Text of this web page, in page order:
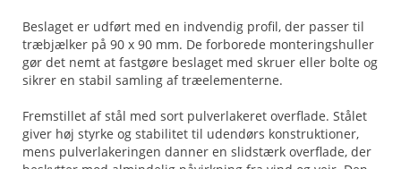
Beslaget er udført med en indvendig profil, der passer til
træbjælker på 90 x 90 mm. De forborede monteringshuller
gør det nemt at fastgøre beslaget med skruer eller bolte og
sikrer en stabil samling af træelementerne.
Fremstillet af stål med sort pulverlakeret overflade. Stålet
giver høj styrke og stabilitet til udendørs konstruktioner,
mens pulverlakeringen danner en slidstærk overflade, der